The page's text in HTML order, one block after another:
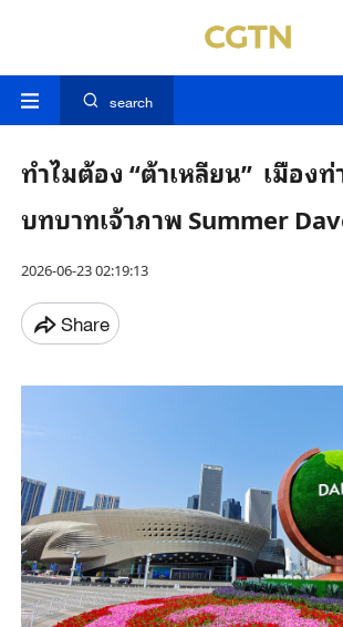
search
ทำไมต้อง “ต้าเหลียน” เมือง
บทบาทเจ้าภาพ Summer
2026-06-23 02:19:13
Share